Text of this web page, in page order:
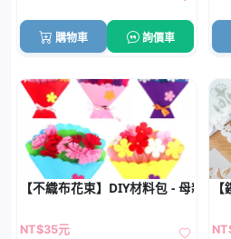
購物車 詢價車
【不織布花束】DIY材料包 - 母親節
NT$35元